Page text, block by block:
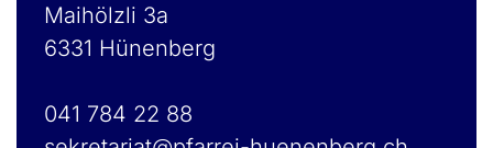
Maihölzli 3a
6331 Hünenberg
041 784 22 88